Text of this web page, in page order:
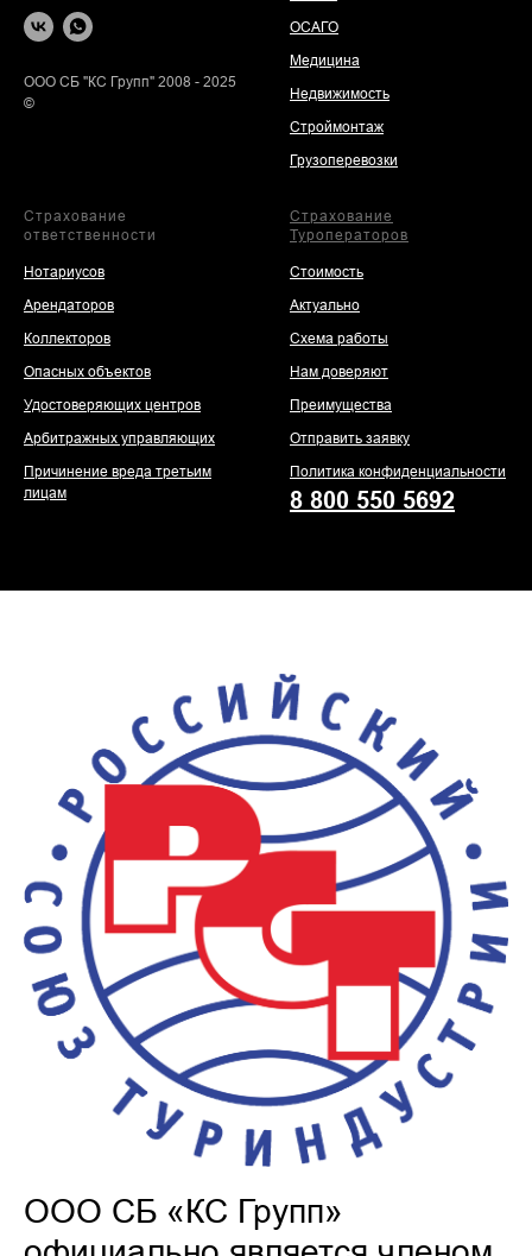
ООО СБ "КС Групп" 2008 - 2025
©
ОСАГО
Медицина
Недвижимость
Строймонтаж
Грузоперевозки
Страхование
ответственности
Нотариусов
Арендаторов
Коллекторов
Опасных объектов
Удостоверяющих центров
Арбитражных управляющих
Причинение вреда третьим
лицам
Страхование
Туроператоров
Стоимость
Актуально
Схема работы
Нам доверяют
Преимущества
Отправить заявку
Политика конфиденциальности
8 800 550 5692
ООО СБ «КС Групп»